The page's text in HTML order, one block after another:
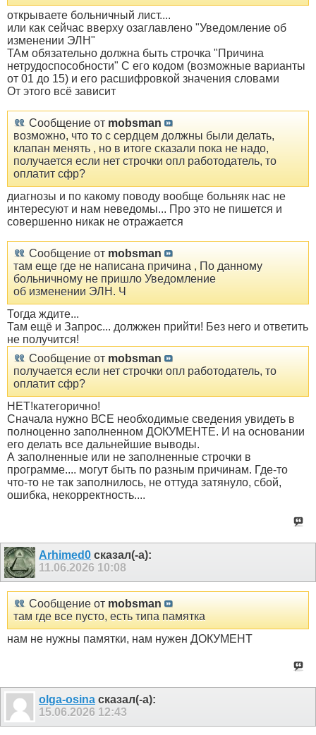
открываете больничный лист....
или как сейчас вверху озаглавлено "Уведомление об
изменении ЭЛН"
ТАм обязательно должна быть строчка "Причина
нетрудоспособности" С его кодом (возможные варианты
от 01 до 15) и его расшифровкой значения словами
От этого всё зависит
Сообщение от mobsman
возможно, что то с сердцем должны были делать,
клапан менять , но в итоге сказали пока не надо,
получается если нет строчки опл работодатель, то
оплатит сфр?
диагнозы и по какому поводу вообще больняк нас не
интересуют и нам неведомы... Про это не пишется и
совершенно никак не отражается
Сообщение от mobsman
там еще где не написана причина , По данному
больничному не пришло Уведомление
об изменении ЭЛН. Ч
Тогда ждите...
Там ещё и Запрос... должжен прийти! Без него и ответить
не получится!
Сообщение от mobsman
получается если нет строчки опл работодатель, то
оплатит сфр?
НЕТ!категорично!
Сначала нужно ВСЕ необходимые сведения увидеть в
полноценно заполненном ДОКУМЕНТЕ. И на основании
его делать все дальнейшие выводы.
А заполненные или не заполненные строчки в
программе.... могут быть по разным причинам. Где-то
что-то не так заполнилось, не оттуда затянуло, сбой,
ошибка, некорректность....
Arhimed0 сказал(-а):
11.06.2026 10:08
Сообщение от mobsman
там где все пусто, есть типа памятка
нам не нужны памятки, нам нужен ДОКУМЕНТ
olga-osina сказал(-а):
15.06.2026 12:43